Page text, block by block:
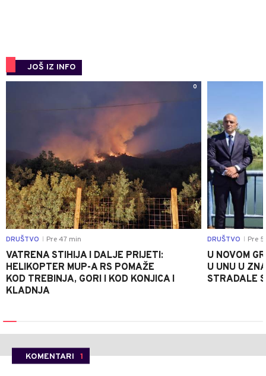
JOŠ IZ INFO
0
DRUŠTVO Pre 47 min
VATRENA STIHIJA I DALJE PRIJETI:
HELIKOPTER MUP-A RS POMAŽE
KOD TREBINJA, GORI I KOD KONJICA I
KLADNJA
DRUŠTVO Pre
U NOVOM
U UNU U
STRADALE
KOMENTARI 1